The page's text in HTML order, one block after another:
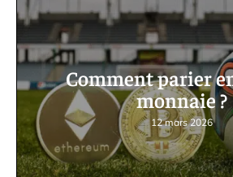
Comment parier
monnaie ?
12 mars 2026